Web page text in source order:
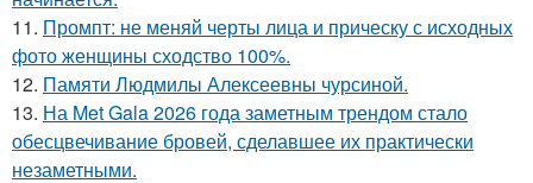
11. Промпт: не меняй черты лица и прическу с исходных
фото женщины сходство 100%.
12. Памяти Людмилы Алексеевны чурсиной.
13. На Met Gala 2026 года заметным трендом стало
обесцвечивание бровей, сделавшее их практически
незаметными.